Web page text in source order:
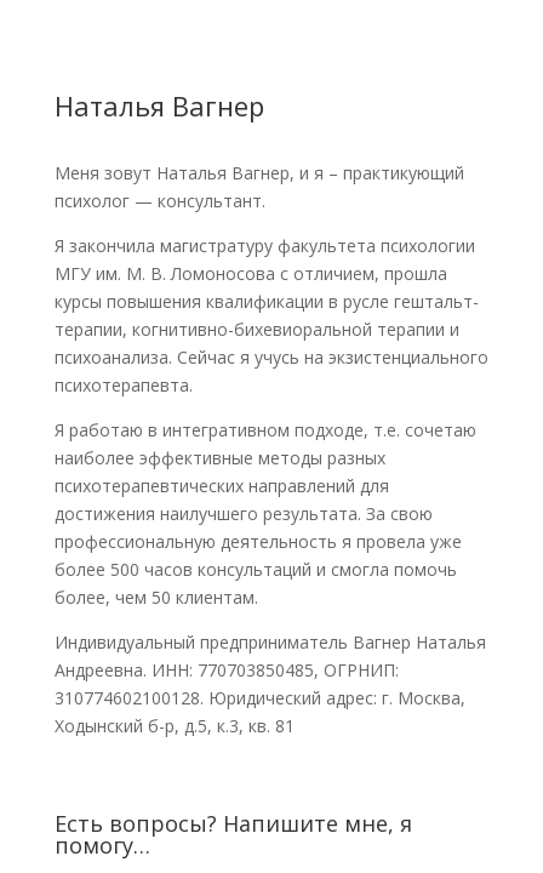
Наталья Вагнер
Меня зовут Наталья Вагнер, и я – практикующий
психолог — консультант.
Я закончила магистратуру факультета психологии
МГУ им. М. В. Ломоносова с отличием, прошла
курсы повышения квалификации в русле гештальт-
терапии, когнитивно-бихевиоральной терапии и
психоанализа. Сейчас я учусь на экзистенциального
психотерапевта.
Я работаю в интегративном подходе, т.е. сочетаю
наиболее эффективные методы разных
психотерапевтических направлений для
достижения наилучшего результата. За свою
профессиональную деятельность я провела уже
более 500 часов консультаций и смогла помочь
более, чем 50 клиентам.
Индивидуальный предприниматель Вагнер Наталья
Андреевна. ИНН: 770703850485, ОГРНИП:
310774602100128. Юридический адрес: г. Москва,
Ходынский б-р, д.5, к.3, кв. 81
Есть вопросы? Напишите мне, я
помогу…